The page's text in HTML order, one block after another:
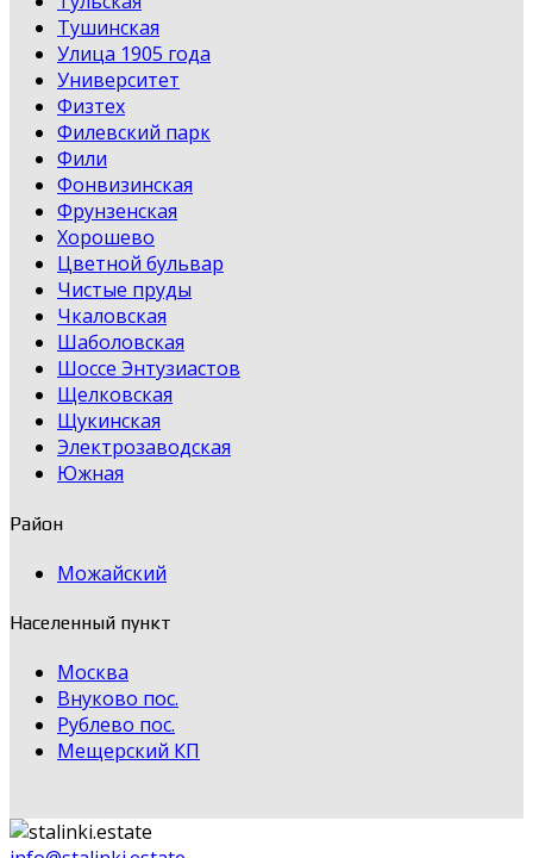
Тушинская
Улица 1905 года
Университет
Физтех
Филевский парк
Фили
Фонвизинская
Фрунзенская
Хорошево
Цветной бульвар
Чистые пруды
Чкаловская
Шаболовская
Шоссе Энтузиастов
Щелковская
Щукинская
Электрозаводская
Южная
Район
Можайский
Населенный пункт
Москва
Внуково пос.
Рублево пос.
Мещерский КП